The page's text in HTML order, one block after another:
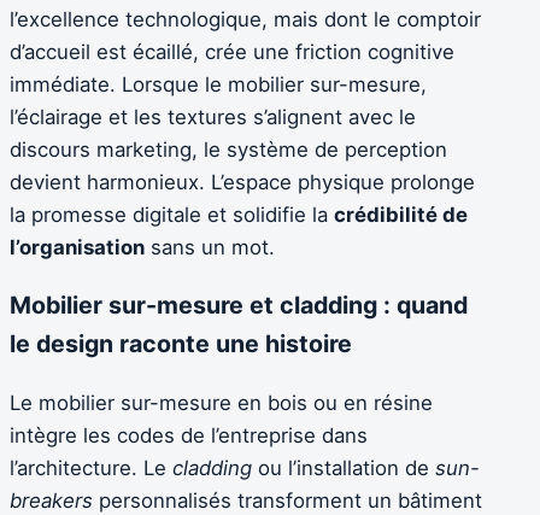
l’excellence technologique, mais dont le comptoir
d’accueil est écaillé, crée une friction cognitive
immédiate. Lorsque le mobilier sur-mesure,
l’éclairage et les textures s’alignent avec le
discours marketing, le système de perception
devient harmonieux. L’espace physique prolonge
la promesse digitale et solidifie la crédibilité de
l’organisation sans un mot.
Mobilier sur-mesure et cladding : quand
le design raconte une histoire
Le mobilier sur-mesure en bois ou en résine
intègre les codes de l’entreprise dans
l’architecture. Le cladding ou l’installation de sun-
breakers personnalisés transforment un bâtiment